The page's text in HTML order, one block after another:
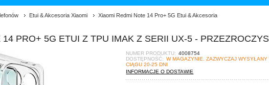
Etui & Akcesoria Xiaomi Xiaomi Redmi Note 14 Pro+ 5G Etui & Akcesoria
PRO+ 5G ETUI Z TPU IMAK Z SERII UX-5 -
NUMER PRODUKTU: 4008754
DOSTĘPNOŚĆ: W MAGAZYNIE. ZAZWYCZAJ WYSYŁANY
CIĄGU 20-25 DNI
INFORMACJE O DOSTAWIE